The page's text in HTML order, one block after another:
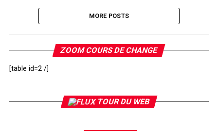
MORE POSTS
ZOOM COURS DE CHANGE
[table id=2 /]
TOUR DU WEB